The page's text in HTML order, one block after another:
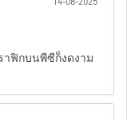
14-08-2025
าฟิกบนพีซีก็งดงาม